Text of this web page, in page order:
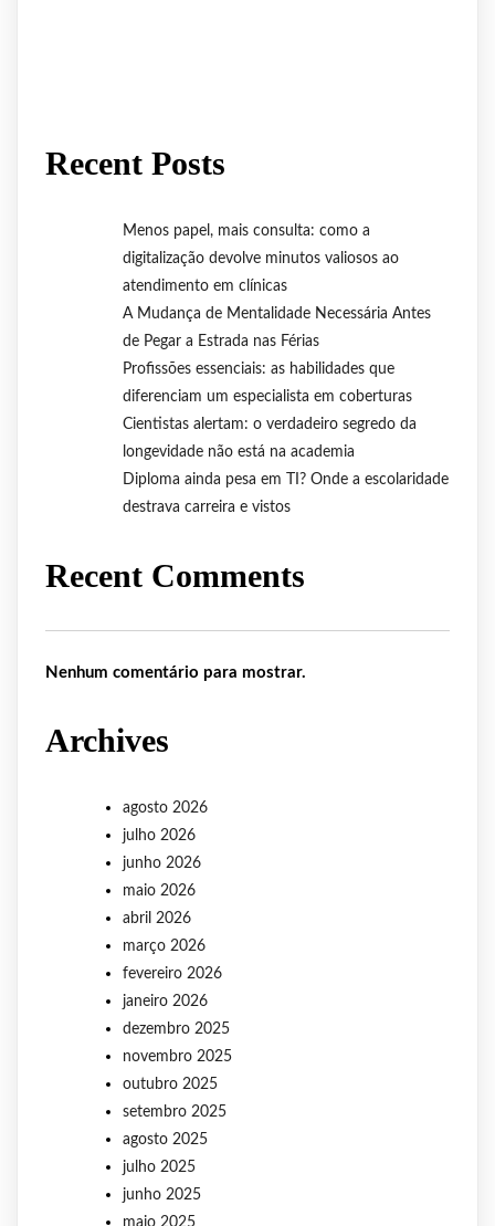
Recent Posts
Menos papel, mais consulta: como a
digitalização devolve minutos valiosos ao
atendimento em clínicas
A Mudança de Mentalidade Necessária Antes
de Pegar a Estrada nas Férias
Profissões essenciais: as habilidades que
diferenciam um especialista em coberturas
Cientistas alertam: o verdadeiro segredo da
longevidade não está na academia
Diploma ainda pesa em TI? Onde a escolaridade
destrava carreira e vistos
Recent Comments
Nenhum comentário para mostrar.
Archives
agosto 2026
julho 2026
junho 2026
maio 2026
abril 2026
março 2026
fevereiro 2026
janeiro 2026
dezembro 2025
novembro 2025
outubro 2025
setembro 2025
agosto 2025
julho 2025
junho 2025
maio 2025